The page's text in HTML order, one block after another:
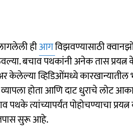
हीआगविझवण्यासाठी
बचाव पथकांनी अनेक तास
केलेल्या व्हिडिओंमध्ये कारखान्यातील
व्यापला होता आणि दाट धुराचे
त्यांच्यापर्यंत पोहोचण्याचा
सुरू आहे.